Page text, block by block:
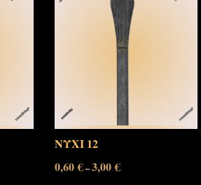
ΝΥΧΙ 12
0,60€–3,00€